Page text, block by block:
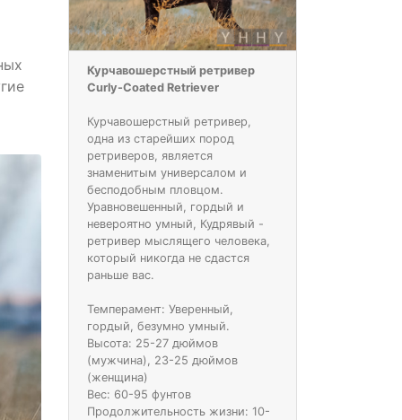
Курчавошерстный ретривер
Curly-Coated Retriever
Курчавошерстный ретривер,
одна из старейших пород
ретриверов, является
знаменитым универсалом и
бесподобным пловцом.
Уравновешенный, гордый и
невероятно умный, Кудрявый -
ретривер мыслящего человека,
который никогда не сдастся
раньше вас.
Темперамент: Уверенный,
гордый, безумно умный.
Высота: 25-27 дюймов
(мужчина), 23-25 ​​дюймов
(женщина)
Вес: 60-95 фунтов
Продолжительность жизни: 10-